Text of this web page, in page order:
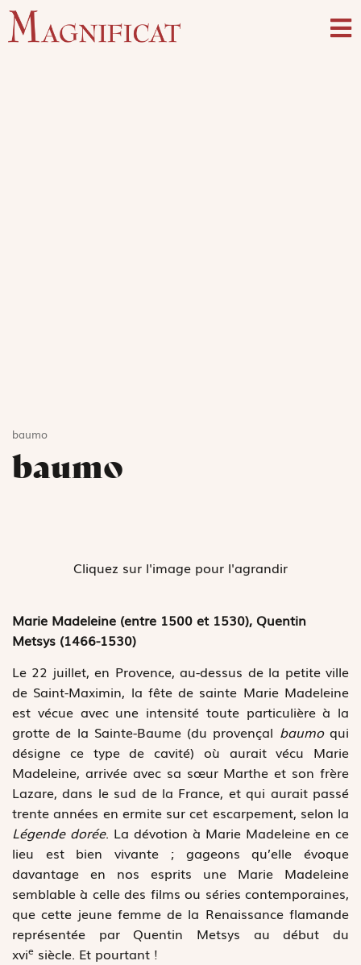
baumo
baumo
Cliquez sur l'image pour l'agrandir
Marie Madeleine (entre 1500 et 1530), Quentin
Metsys (1466-1530)
Le 22 juillet, en Provence, au-dessus de la petite ville
de Saint-Maximin, la fête de sainte Marie Madeleine
est vécue avec une intensité toute particulière à la
grotte de la Sainte-Baume (du provençal baumoqui
désigne ce type de cavité) où aurait vécu Marie
Madeleine, arrivée avec sa sœur Marthe et son frère
Lazare, dans le sud de la France, et qui aurait passé
trente années en ermite sur cet escarpement, selon la
Légende dorée. La dévotion à Marie Madeleine en ce
lieu est bien vivante ; gageons qu’elle évoque
davantage en nos esprits une Marie Madeleine
semblable à celle des films ou séries contemporaines,
que cette jeune femme de la Renaissance flamande
représentée par Quentin Metsys au début du
xvie siècle. Et pourtant !